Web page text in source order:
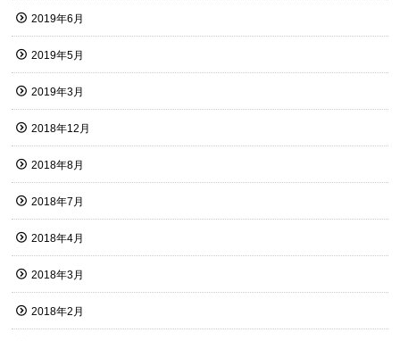
2019年6月
2019年5月
2019年3月
2018年12月
2018年8月
2018年7月
2018年4月
2018年3月
2018年2月